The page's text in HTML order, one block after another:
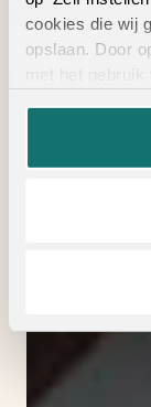
cookies die wij
opslaan. Door